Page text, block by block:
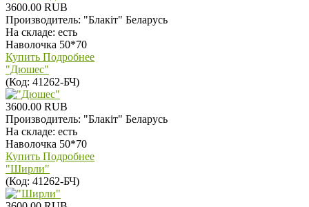
3600.00 RUB
Производитель: "Блакiт" Беларусь
На складе: есть
Наволочка 50*70
Купить Подробнее
"Дюшес"
(Код: 41262-БЧ)
3600.00 RUB
Производитель: "Блакiт" Беларусь
На складе: есть
Наволочка 50*70
Купить Подробнее
"Ширли"
(Код: 41262-БЧ)